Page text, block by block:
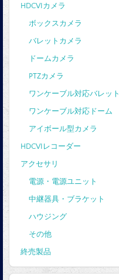
HDCVIカメラ
ボックスカメラ
バレットカメラ
ドームカメラ
PTZカメラ
ワンケーブル対応バレット
ワンケーブル対応ドーム
アイボール型カメラ
HDCVIレコーダー
アクセサリ
電源・電源ユニット
中継器具・ブラケット
ハウジング
その他
終売製品